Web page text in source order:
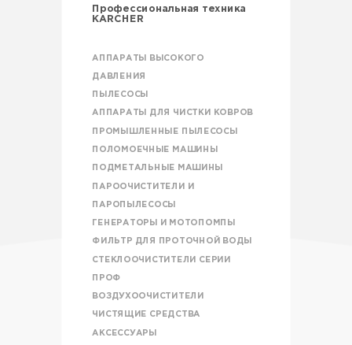
Профессиональная техника
KARCHER
АППАРАТЫ ВЫСОКОГО
ДАВЛЕНИЯ
ПЫЛЕСОСЫ
АППАРАТЫ ДЛЯ ЧИСТКИ КОВРОВ
ПРОМЫШЛЕННЫЕ ПЫЛЕСОСЫ
ПОЛОМОЕЧНЫЕ МАШИНЫ
ПОДМЕТАЛЬНЫЕ МАШИНЫ
ПАРООЧИСТИТЕЛИ И
ПАРОПЫЛЕСОСЫ
ГЕНЕРАТОРЫ И МОТОПОМПЫ
ФИЛЬТР ДЛЯ ПРОТОЧНОЙ ВОДЫ
СТЕКЛООЧИСТИТЕЛИ СЕРИИ
ПРОФ
ВОЗДУХООЧИСТИТЕЛИ
ЧИСТЯЩИЕ СРЕДСТВА
АКСЕССУАРЫ